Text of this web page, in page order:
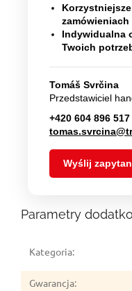
zamówieniach
Indywidualna
Twoich
Tomáš Svrčina
Przedstawiciel
+420 604 896 517
Wyślij
Parametry
Kategoria:
Gwarancja: